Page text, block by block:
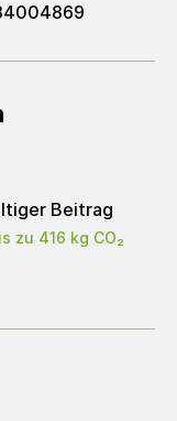
Beitrag
zu 416 kg CO₂